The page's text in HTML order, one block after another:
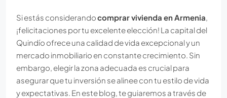
Si estás considerandocomprar vivienda en Armenia
¡felicitaciones por tu excelente elección! La capital del
Quindío ofrece una calidad de vida excepcional y un
mercado inmobiliario en constante crecimiento. Sin
embargo, elegir la zona adecuada es crucial para
asegurar que tu inversión se alinee con tu estilo de vida
y expectativas. En este blog, te guiaremos a través de